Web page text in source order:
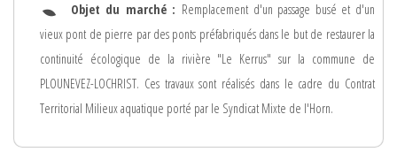
Objet du marché : Remplacement d'un passage busé et d'un
vieux pont de pierre par des ponts préfabriqués dans le but de restaurer la
continuité écologique de la rivière "Le Kerrus" sur la commune de
PLOUNEVEZ-LOCHRIST. Ces travaux sont réalisés dans le cadre du Contrat
Territorial Milieux aquatique porté par le Syndicat Mixte de l'Horn.